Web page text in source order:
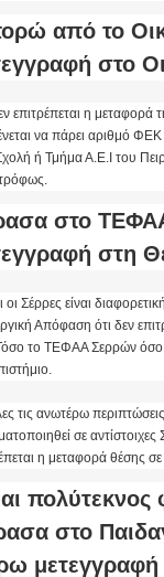
από το
στο
επιτρέπεται η
να πάρει αριθμό ΦΕΚ
ή Τμήμα Α.Ε.Ι του
στο
στη
οι Σέρρες είναι
Απόφαση ότι δεν
το ΤΕΦΑΑ Σερρών όσο
τις ανωτέρω
σε
η μεταφορά θέσης
πολύτεκνος
στο
μετεγγραφή